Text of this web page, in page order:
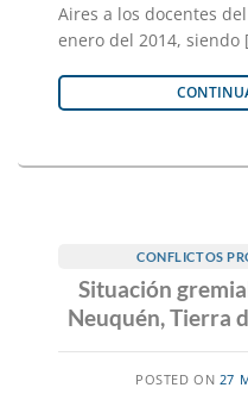
Aires a los docentes
enero del 2014, siendo
CONFLICTOS
Situación
Neuquén, Tierra
POSTED ON 27